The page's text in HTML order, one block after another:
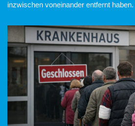
inzwischen voneinander entfernt